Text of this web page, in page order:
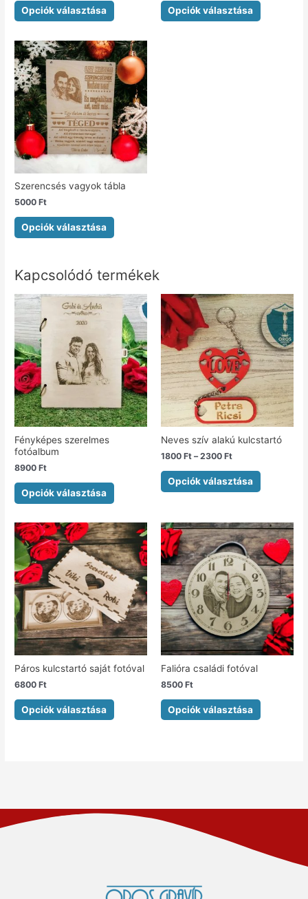
Opciók választása Opciók választása
Szerencsés vagyok tábla
5000Ft
Opciók választása
Kapcsolódó termékek
Fényképes szerelmes
fotóalbum
8900Ft
Opciók választása
Neves szív alakú kulcstartó
1800 Ft – 2300 Ft
Opciók választása
Páros kulcstartó saját fotóval
6800Ft
Opciók választása
Falióra családi fotóval
8500 Ft
Opciók választása